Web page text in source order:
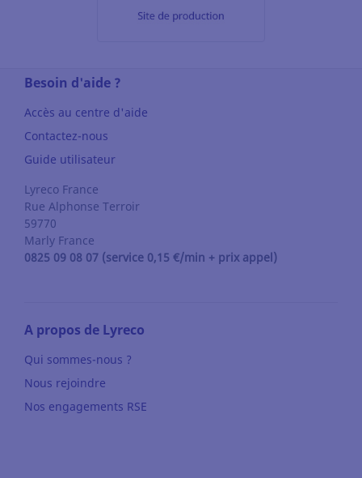
Besoin d'aide ?
Accès au centre d'aide
Contactez-nous
Guide utilisateur
Lyreco France
Rue Alphonse Terroir
59770
Marly France
0825 09 08 07 (service 0,15 €/min + prix appel)
A propos de Lyreco
Qui sommes-nous ?
Nous rejoindre
Nos engagements RSE